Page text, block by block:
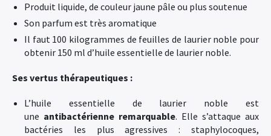
Produit liquide, de couleur jaune pâle ou plus soutenue
Son parfum est très aromatique
Il faut 100 kilogrammes de feuilles de laurier noble pour
obtenir 150 ml d’huile essentielle de laurier noble.
Ses vertus thérapeutiques :
L’huile essentielle de laurier noble est
une antibactérienne remarquable. Elle s’attaque aux
bactéries les plus agressives : staphylocoques,